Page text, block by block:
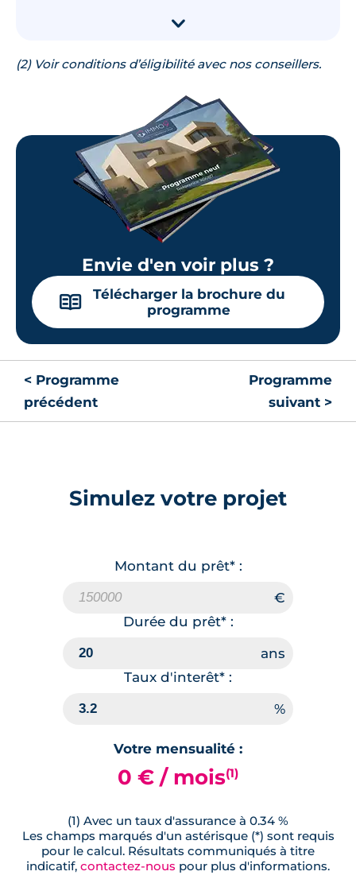
📞
Lot113
18.76 m²
1 étage
TVA 20% 129 000 €
Surface annexe
Orientation
Lot 114
18.76 m²
étage
TVA 20% 129 000 €
Surface annexe
-
Orientation
Sud-Est
18.76 m²
2èmeétage
Surface annexe
Lot
TVA 20% 129 000 €
Surface annexe
Lot7
▾
(2) Voir conditions d’éligibilité avec nos conseillers.
Envie d'en voir plus ?
📖
Télécharger la brochure du
programme
< Programme
précédent
Programme
suivant >
Simulez votre projet
Montant du prêt* :
Durée du prêt* :
Taux d'interêt* :
Votre mensualité :
0 € / mois(1)
(1) Avec un taux d'assurance à 0.34 %
Les champs marqués d'un astérisque (*) sont requis
pour le calcul. Résultats communiqués à titre
indicatif, contactez-nous pour plus d'informations.